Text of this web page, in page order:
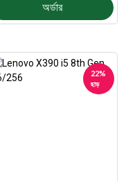
অর্ডার
22%
ছাড়